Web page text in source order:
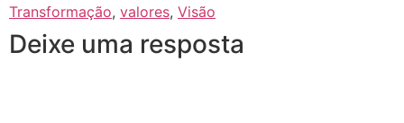
Transformação, valores, Visão
Deixe uma resposta